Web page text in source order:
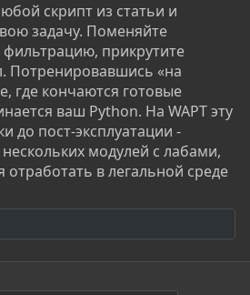
скрипт из статьи и
задачу. Поменяйте
прикрутите
Потренировавшись «на
где кончаются готовые
ваш Python. На WAPT эту
до пост-эксплуатации -
модулей с лабами,
отработать в легальной среде